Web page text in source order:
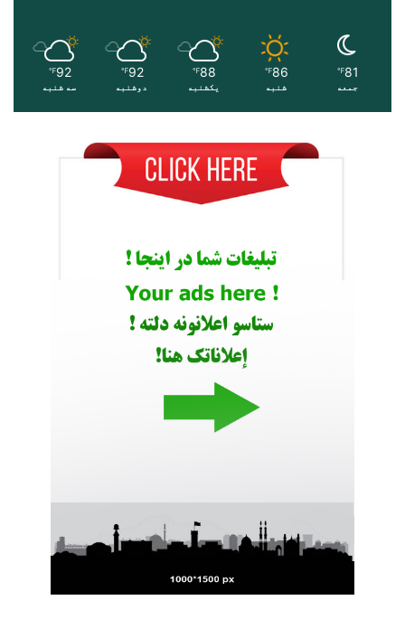
81
℉
جمعه
86
℉
شنبه
88
℉
یکشنبه
92
℉
دوشنبه
92
℉
سه شنبه